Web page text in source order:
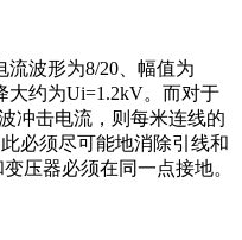
波形为8/20、幅值为
大约为Ui=1.2kV。而对于
冲击电流，则每米连线的
必须尽可能地消除引线和
压器必须在同一点接地。